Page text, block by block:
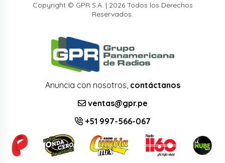
Copyright © GPR S.A. | 2026 Todos los Derechos
Reservados.
Anuncia con nosotros, contáctanos
ventas@gpr.pe
+51 997-566-067